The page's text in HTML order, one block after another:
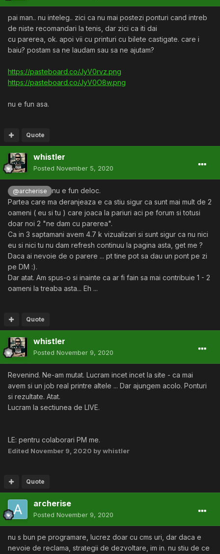
pai man.. nu inteleg.. zici ca nu mai postezi ponturi cand intreb
de niste recomandari la tenis, dar zici ca iti dai
cu parerea, ok. apoi vii cu printuri cu bilete castigate. care i
baiu? postam sa ne laudam sau sa ne ajutam?
https://pasteboard.co/JyV0rvz.png
https://pasteboard.co/JyV0O8w.png
nu e fun asa.
Quote
whistler
Posted November 5, 2020
@archerise
nu e fun deloc.
Partea care ma deranjeaza e ca stiu sigur ca sunt mai mult de 2
oameni ( eu si tu ) care joaca la pariuri aci pe forum si totusi
doar noi 2 "ne dam cu parerea".
Ca in 3 saptamani avem 4.7 k vizualizari si sunt sigur ca nu nici
eu si nici tu nu dam refresh continuu la pagina asta, get me ?
Daca ai nevoie de o parere ... pt tine pot sa dau un pont pe zi
pe DM :).
Dar atat. Am spus-o si inainte ca ar fi fain sa mai contribuie 1 - 2
oameni la treaba asta... Eh ...
Quote
whistler
Posted November 9, 2020
Revenind. Ne-am mutat. Lucram incet incet la site - ca mai
avem si un job real printre altele ... Dar ajungem acolo. Ponturi
si rezultate. Atat.
Lucram la sectiunea de LIVE.
LE: pentru colaborari PM me.
Edited November 9, 2020 by whistler
Quote
archerise
Posted November 9, 2020
nu s bun pe programare, lucrez doar cu cms uri, dar daca e
nevoie de reclama, strategii de dezvoltare, im in. nu stiu de ce